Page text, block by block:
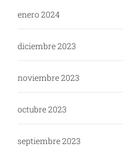
enero 2024
diciembre 2023
noviembre 2023
octubre 2023
septiembre 2023